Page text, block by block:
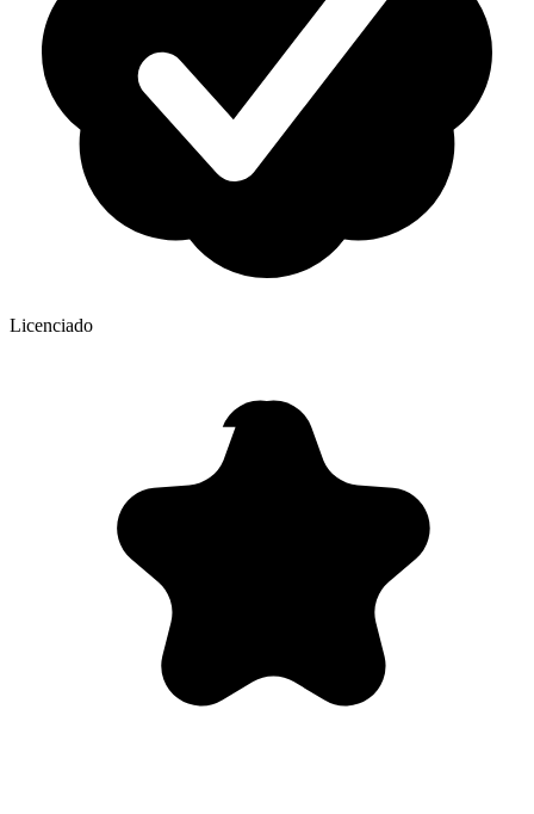
Licenciado